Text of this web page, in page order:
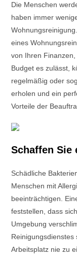
Die Menschen
haben immer
eines
von Ihren
Budget es zulässt,
regelmäßig oder
erholen und ein
Vorteile der
Schaffen Sie
Schädliche
Menschen mit
beeinträchtigen.
feststellen, dass
Umgebung
Arbeitsplatz nie zu